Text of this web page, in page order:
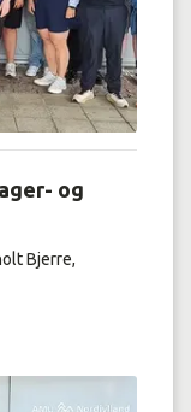
og
Bjerre,